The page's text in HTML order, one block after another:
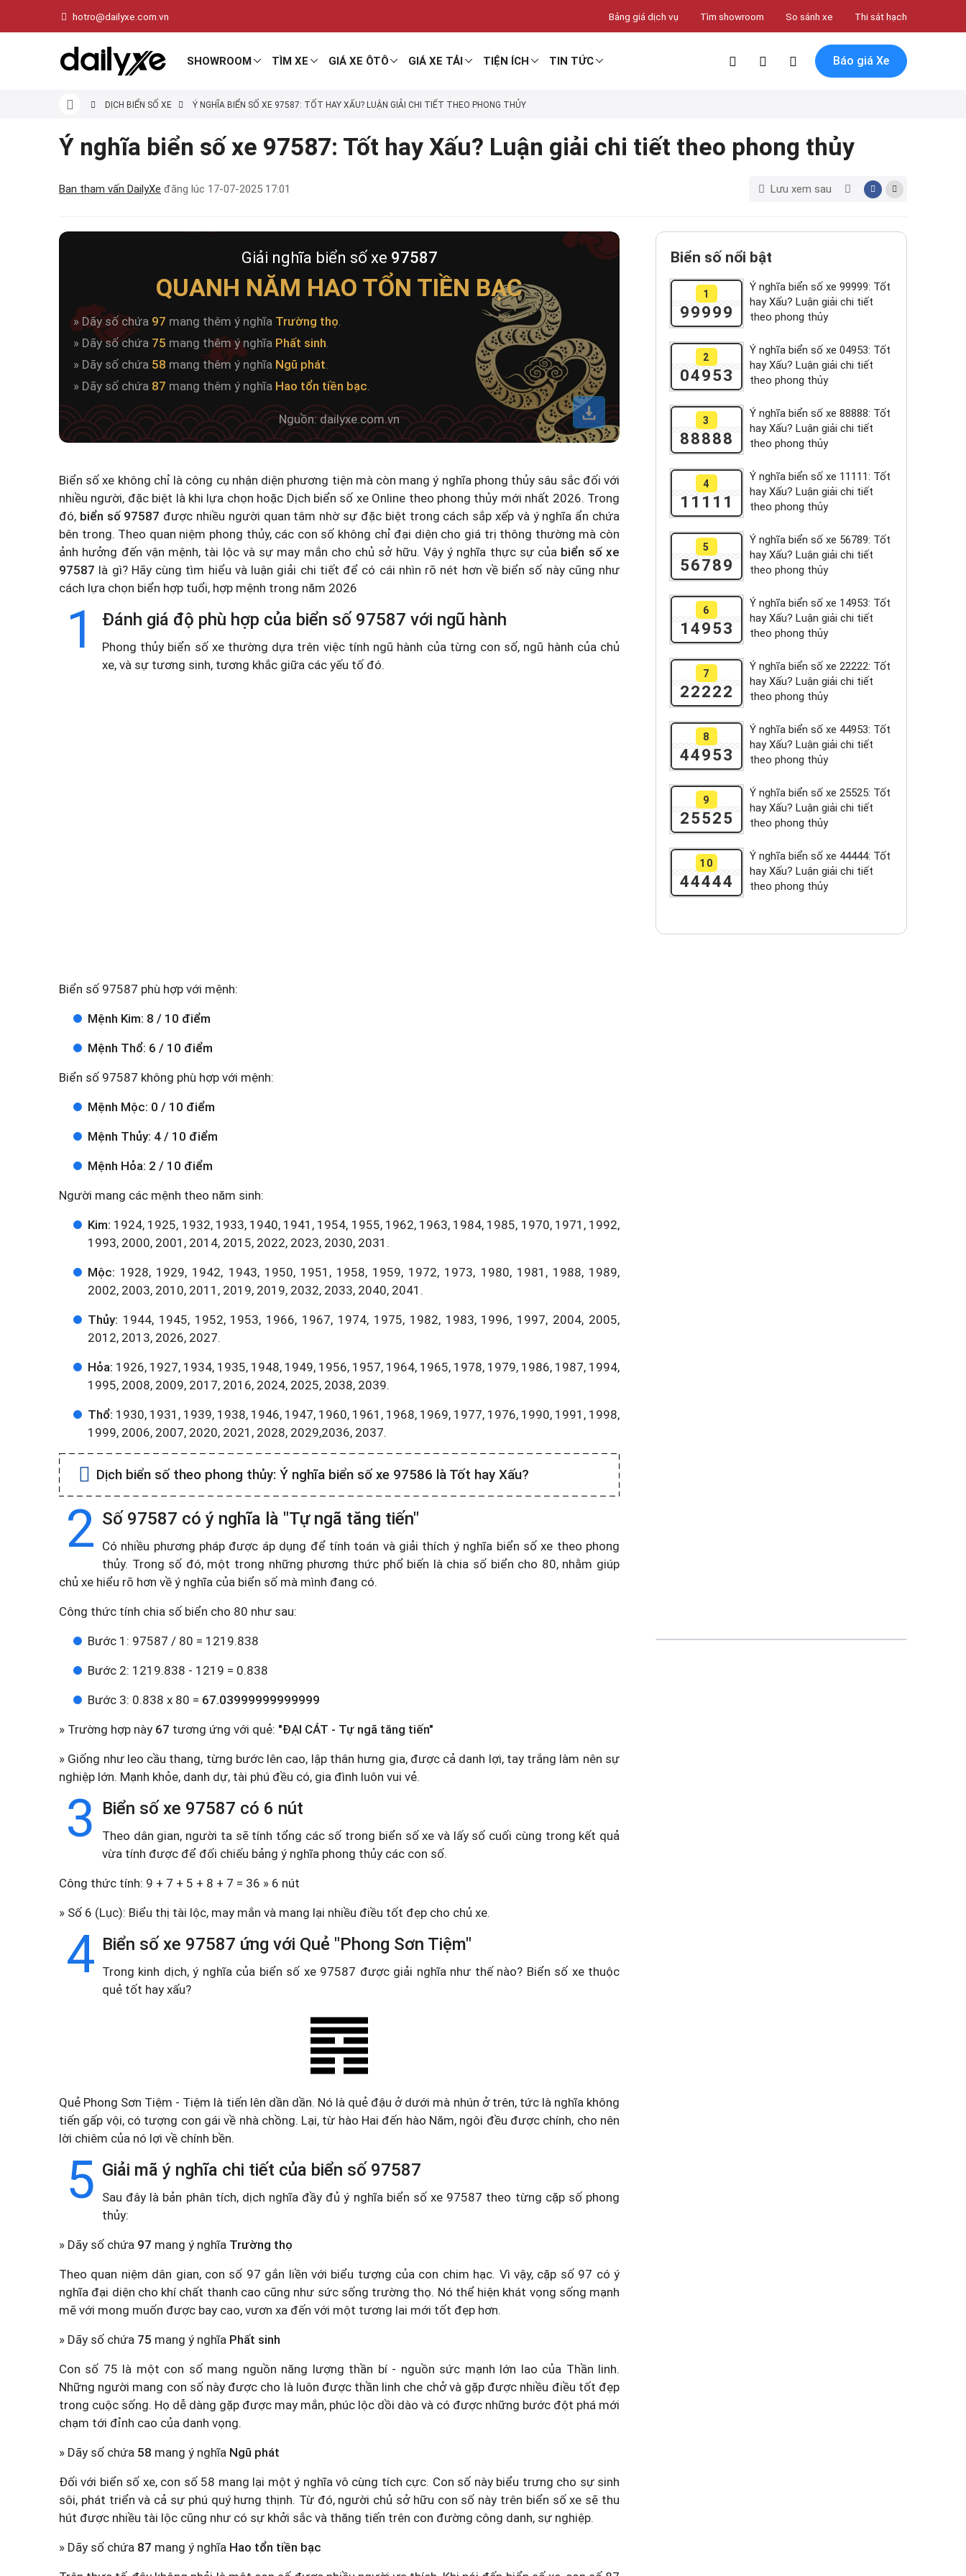
hotro@dailyxe.com.vn Bảng giá dịch vụ Tìm showroom So sánh xe Thi sát hạch
SHOWROOM TÌM XE GIÁ XE ÔTÔ GIÁ XE TẢI TIỆN ÍCH TIN TỨC Báo giá Xe
DỊCH BIỂN SỐ XE Ý NGHĨA BIỂN SỐ XE 97587: TỐT HAY XẤU? LUẬN GIẢI CHI TIẾT THEO PHONG THỦY
Ý nghĩa biển số xe 97587: Tốt hay Xấu? Luận giải chi tiết theo phong thủy
Ban tham vấn DailyXe đăng lúc 17-07-2025 17:01 Lưu xem sau
Giải nghĩa biển số xe 97587
QUANH NĂM HAO TỔN TIỀN BẠC
» Dãy số chứa 97 mang thêm ý nghĩa Trường thọ.
» Dãy số chứa 75 mang thêm ý nghĩa Phất sinh.
» Dãy số chứa 58 mang thêm ý nghĩa Ngũ phát.
» Dãy số chứa 87 mang thêm ý nghĩa Hao tổn tiền bạc.
Nguồn: dailyxe.com.vn
Biển số xe không chỉ là công cụ nhận diện phương tiện mà còn mang ý nghĩa phong thủy sâu sắc đối với
nhiều người, đặc biệt là khi lựa chọn hoặc Dịch biển số xe Online theo phong thủy mới nhất 2026. Trong
đó, biển số 97587 được nhiều người quan tâm nhờ sự đặc biệt trong cách sắp xếp và ý nghĩa ẩn chứa
bên trong. Theo quan niệm phong thủy, các con số không chỉ đại diện cho giá trị thông thường mà còn
ảnh hưởng đến vận mệnh, tài lộc và sự may mắn cho chủ sở hữu. Vậy ý nghĩa thực sự của biển số xe
97587 là gì? Hãy cùng tìm hiểu và luận giải chi tiết để có cái nhìn rõ nét hơn về biển số này cũng như
cách lựa chọn biển hợp tuổi, hợp mệnh trong năm 2026
1 Đánh giá độ phù hợp của biển số 97587 với ngũ hành
Phong thủy biển số xe thường dựa trên việc tính ngũ hành của từng con số, ngũ hành của chủ
xe, và sự tương sinh, tương khắc giữa các yếu tố đó.
Biển số 97587 phù hợp với mệnh:
Mệnh Kim: 8 / 10 điểm
Mệnh Thổ: 6 / 10 điểm
Biển số 97587 không phù hợp với mệnh:
Mệnh Mộc: 0 / 10 điểm
Mệnh Thủy: 4 / 10 điểm
Mệnh Hỏa: 2 / 10 điểm
Người mang các mệnh theo năm sinh:
Kim: 1924, 1925, 1932, 1933, 1940, 1941, 1954, 1955, 1962, 1963, 1984, 1985, 1970, 1971, 1992,
1993, 2000, 2001, 2014, 2015, 2022, 2023, 2030, 2031.
Mộc: 1928, 1929, 1942, 1943, 1950, 1951, 1958, 1959, 1972, 1973, 1980, 1981, 1988, 1989,
2002, 2003, 2010, 2011, 2019, 2019, 2032, 2033, 2040, 2041.
Thủy: 1944, 1945, 1952, 1953, 1966, 1967, 1974, 1975, 1982, 1983, 1996, 1997, 2004, 2005,
2012, 2013, 2026, 2027.
Hỏa: 1926, 1927, 1934, 1935, 1948, 1949, 1956, 1957, 1964, 1965, 1978, 1979, 1986, 1987, 1994,
1995, 2008, 2009, 2017, 2016, 2024, 2025, 2038, 2039.
Thổ: 1930, 1931, 1939, 1938, 1946, 1947, 1960, 1961, 1968, 1969, 1977, 1976, 1990, 1991, 1998,
1999, 2006, 2007, 2020, 2021, 2028, 2029,2036, 2037.
Dịch biển số theo phong thủy: Ý nghĩa biển số xe 97586 là Tốt hay Xấu?
2 Số 97587 có ý nghĩa là "Tự ngã tăng tiến"
Có nhiều phương pháp được áp dụng để tính toán và giải thích ý nghĩa biển số xe theo phong
thủy. Trong số đó, một trong những phương thức phổ biến là chia số biển cho 80, nhằm giúp
chủ xe hiểu rõ hơn về ý nghĩa của biển số mà mình đang có.
Công thức tính chia số biển cho 80 như sau:
Bước 1: 97587 / 80 = 1219.838
Bước 2: 1219.838 - 1219 = 0.838
Bước 3: 0.838 x 80 = 67.03999999999999
» Trường hợp này 67 tương ứng với quẻ: "ĐẠI CÁT - Tự ngã tăng tiến"
» Giống như leo cầu thang, từng bước lên cao, lập thân hưng gia, được cả danh lợi, tay trắng làm nên sự
nghiệp lớn. Mạnh khỏe, danh dự, tài phú đều có, gia đình luôn vui vẻ.
3 Biển số xe 97587 có 6 nút
Theo dân gian, người ta sẽ tính tổng các số trong biển số xe và lấy số cuối cùng trong kết quả
vừa tính được để đối chiếu bảng ý nghĩa phong thủy các con số.
Công thức tính: 9 + 7 + 5 + 8 + 7 = 36 » 6 nút
» Số 6 (Lục): Biểu thị tài lộc, may mắn và mang lại nhiều điều tốt đẹp cho chủ xe.
4 Biển số xe 97587 ứng với Quẻ "Phong Sơn Tiệm"
Trong kinh dịch, ý nghĩa của biển số xe 97587 được giải nghĩa như thế nào? Biển số xe thuộc
quẻ tốt hay xấu?
Quẻ Phong Sơn Tiệm - Tiệm là tiến lên dần dần. Nó là quẻ đậu ở dưới mà nhún ở trên, tức là nghĩa không
tiến gấp vội, có tượng con gái về nhà chồng. Lại, từ hào Hai đến hào Năm, ngôi đều được chính, cho nên
lời chiêm của nó lợi về chính bền.
5 Giải mã ý nghĩa chi tiết của biển số 97587
Sau đây là bản phân tích, dịch nghĩa đầy đủ ý nghĩa biển số xe 97587 theo từng cặp số phong
thủy:
» Dãy số chứa 97 mang ý nghĩa Trường thọ
Theo quan niệm dân gian, con số 97 gắn liền với biểu tượng của con chim hạc. Vì vậy, cặp số 97 có ý
nghĩa đại diện cho khí chất thanh cao cũng như sức sống trường thọ. Nó thể hiện khát vọng sống mạnh
mẽ với mong muốn được bay cao, vươn xa đến với một tương lai mới tốt đẹp hơn.
» Dãy số chứa 75 mang ý nghĩa Phất sinh
Con số 75 là một con số mang nguồn năng lượng thần bí - nguồn sức mạnh lớn lao của Thần linh.
Những người mang con số này được cho là luôn được thần linh che chở và gặp được nhiều điều tốt đẹp
trong cuộc sống. Họ dễ dàng gặp được may mắn, phúc lộc dồi dào và có được những bước đột phá mới
chạm tới đỉnh cao của danh vọng.
» Dãy số chứa 58 mang ý nghĩa Ngũ phát
Đối với biển số xe, con số 58 mang lại một ý nghĩa vô cùng tích cực. Con số này biểu trưng cho sự sinh
sôi, phát triển và cả sự phú quý hưng thịnh. Từ đó, người chủ sở hữu con số này trên biển số xe sẽ thu
hút được nhiều tài lộc cũng như có sự khởi sắc và thăng tiến trên con đường công danh, sự nghiệp.
» Dãy số chứa 87 mang ý nghĩa Hao tổn tiền bạc
Biển số nổi bật
1
99999
Ý nghĩa biển số xe 99999: Tốt
hay Xấu? Luận giải chi tiết
theo phong thủy
2
04953
Ý nghĩa biển số xe 04953: Tốt
hay Xấu? Luận giải chi tiết
theo phong thủy
3
88888
Ý nghĩa biển số xe 88888: Tốt
hay Xấu? Luận giải chi tiết
theo phong thủy
4
11111
Ý nghĩa biển số xe 11111: Tốt
hay Xấu? Luận giải chi tiết
theo phong thủy
5
56789
Ý nghĩa biển số xe 56789: Tốt
hay Xấu? Luận giải chi tiết
theo phong thủy
6
14953
Ý nghĩa biển số xe 14953: Tốt
hay Xấu? Luận giải chi tiết
theo phong thủy
7
22222
Ý nghĩa biển số xe 22222: Tốt
hay Xấu? Luận giải chi tiết
theo phong thủy
8
44953
Ý nghĩa biển số xe 44953: Tốt
hay Xấu? Luận giải chi tiết
theo phong thủy
9
25525
Ý nghĩa biển số xe 25525: Tốt
hay Xấu? Luận giải chi tiết
theo phong thủy
10
44444
Ý nghĩa biển số xe 44444: Tốt
hay Xấu? Luận giải chi tiết
theo phong thủy